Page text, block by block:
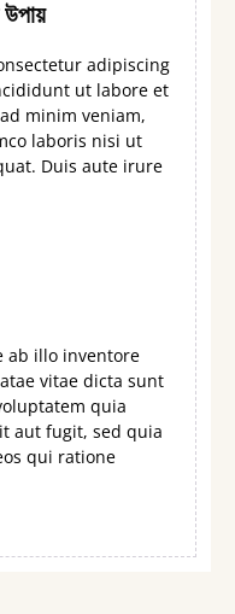
উপায়
adipiscing
ut labore et
minim veniam,
laboris nisi ut
Duis aute irure
ab illo inventore
vitae dicta sunt
quia
aut fugit, sed quia
qui ratione